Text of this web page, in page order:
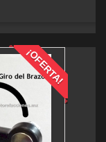
¡OFERTA!